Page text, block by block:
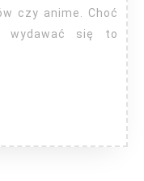
czy anime. Choć
wydawać się to